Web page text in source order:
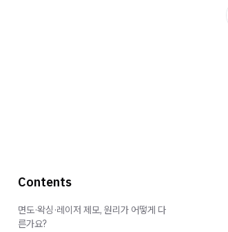
Contents
면도·왁싱·레이저 제모, 원리가 어떻게 다
른가요?